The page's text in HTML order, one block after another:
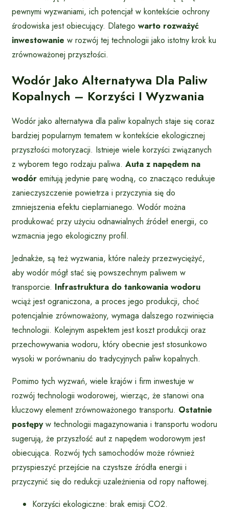
pewnymi wyzwaniami, ich potencjał w kontekście ochrony
środowiska jest obiecujący. Dlatego warto rozważyć
inwestowanie w rozwój tej technologii jako istotny krok ku
zrównoważonej przyszłości.
Wodór Jako Alternatywa Dla Paliw
Kopalnych – Korzyści I Wyzwania
Wodór jako alternatywa dla paliw kopalnych staje się coraz
bardziej popularnym tematem w kontekście ekologicznej
przyszłości motoryzacji. Istnieje wiele korzyści związanych
z wyborem tego rodzaju paliwa. Auta z napędem na
wodór emitują jedynie parę wodną, co znacząco redukuje
zanieczyszczenie powietrza i przyczynia się do
zmniejszenia efektu cieplarnianego. Wodór można
produkować przy użyciu odnawialnych źródeł energii, co
wzmacnia jego ekologiczny profil.
Jednakże, są też wyzwania, które należy przezwyciężyć,
aby wodór mógł stać się powszechnym paliwem w
transporcie. Infrastruktura do tankowania wodoru
wciąż jest ograniczona, a proces jego produkcji, choć
potencjalnie zrównoważony, wymaga dalszego rozwinięcia
technologii. Kolejnym aspektem jest koszt produkcji oraz
przechowywania wodoru, który obecnie jest stosunkowo
wysoki w porównaniu do tradycyjnych paliw kopalnych.
Pomimo tych wyzwań, wiele krajów i firm inwestuje w
rozwój technologii wodorowej, wierząc, że stanowi ona
kluczowy element zrównoważonego transportu. Ostatnie
postępyw technologii magazynowania i transportu wodoru
sugerują, że przyszłość aut z napędem wodorowym jest
obiecująca. Rozwój tych samochodów może również
przyspieszyć przejście na czystsze źródła energii i
przyczynić się do redukcji uzależnienia od ropy naftowej.
Korzyści ekologiczne: brak emisji CO2.